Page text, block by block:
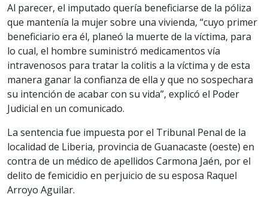
Al parecer, el imputado quería beneficiarse de la póliza
que mantenía la mujer sobre una vivienda, “cuyo primer
beneficiario era él, planeó la muerte de la víctima, para
lo cual, el hombre suministró medicamentos vía
intravenosos para tratar la colitis a la víctima y de esta
manera ganar la confianza de ella y que no sospechara
su intención de acabar con su vida”, explicó el Poder
Judicial en un comunicado.
La sentencia fue impuesta por el Tribunal Penal de la
localidad de Liberia, provincia de Guanacaste (oeste) en
contra de un médico de apellidos Carmona Jaén, por el
delito de femicidio en perjuicio de su esposa Raquel
Arroyo Aguilar.